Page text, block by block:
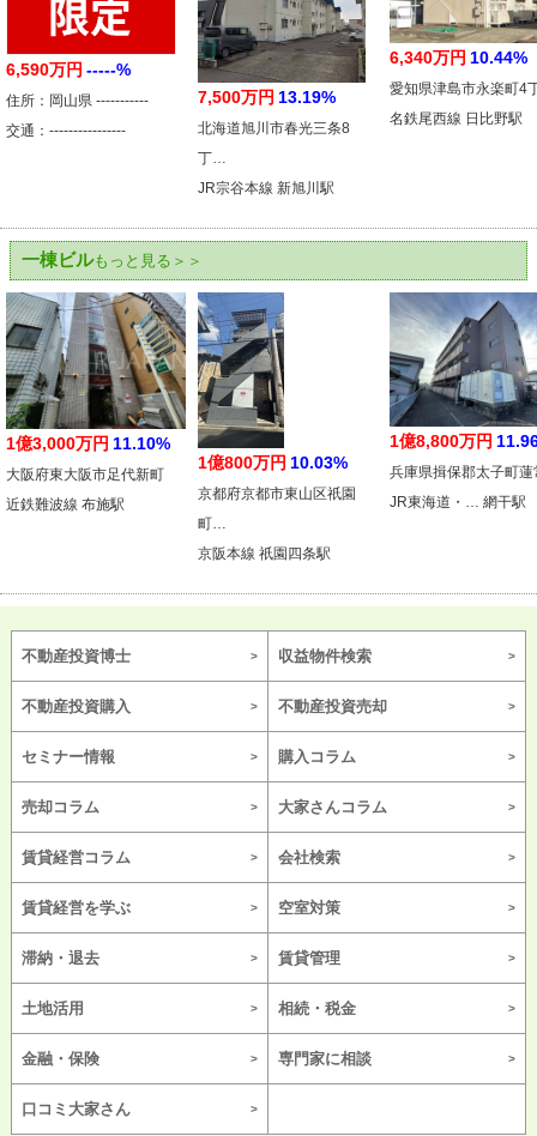
6,590万円 -----%
住所：岡山県 -----------
交通：----------------
7,500万円 13.19%
北海道旭川市春光三条8
丁…
JR宗谷本線 新旭川駅
6,340万円 10.44%
愛知県津島市永楽町4
名鉄尾西線 日比野駅
一棟ビルもっと見る＞＞
1億3,000万円 11.10%
大阪府東大阪市足代新町
近鉄難波線 布施駅
1億800万円 10.03%
京都府京都市東山区祇園
町…
京阪本線 祇園四条駅
1億8,800万円
兵庫県揖保郡太子町蓮
JR東海道・… 網干駅
不動産投資博士 収益物件検索
不動産投資購入 不動産投資売却
セミナー情報 購入コラム
売却コラム 大家さんコラム
賃貸経営コラム 会社検索
賃貸経営を学ぶ 空室対策
滞納・退去 賃貸管理
土地活用 相続・税金
金融・保険 専門家に相談
口コミ大家さん